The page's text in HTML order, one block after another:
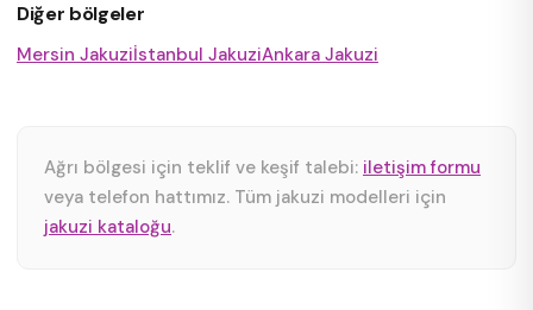
Diğer bölgeler
Mersin Jakuziİstanbul JakuziAnkara Jakuzi
Ağrı bölgesi için teklif ve keşif talebi: iletişim formu
veya telefon hattımız. Tüm jakuzi modelleri için
jakuzi kataloğu.